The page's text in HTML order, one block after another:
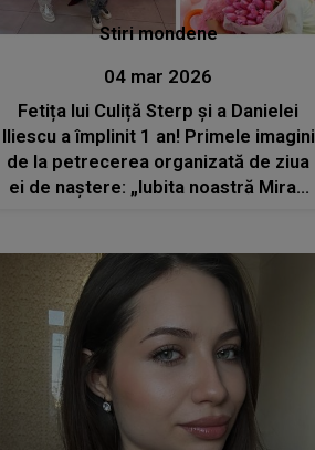
Stiri mondene
04 mar 2026
Fetița lui Culiță Sterp și a Danielei
Iliescu a împlinit 1 an! Primele imagini
de la petrecerea organizată de ziua
ei de naștere: „Iubita noastră Miray,
sufletele noastre”